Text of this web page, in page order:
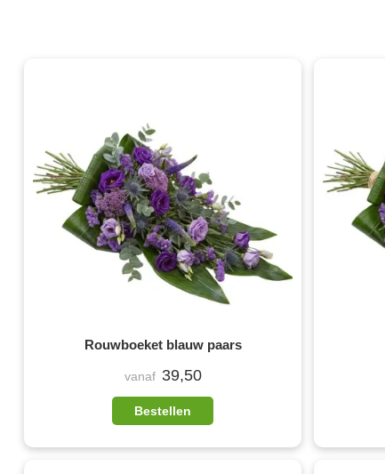
Rouwboeket blauw paars
vanaf 39,50
Bestellen